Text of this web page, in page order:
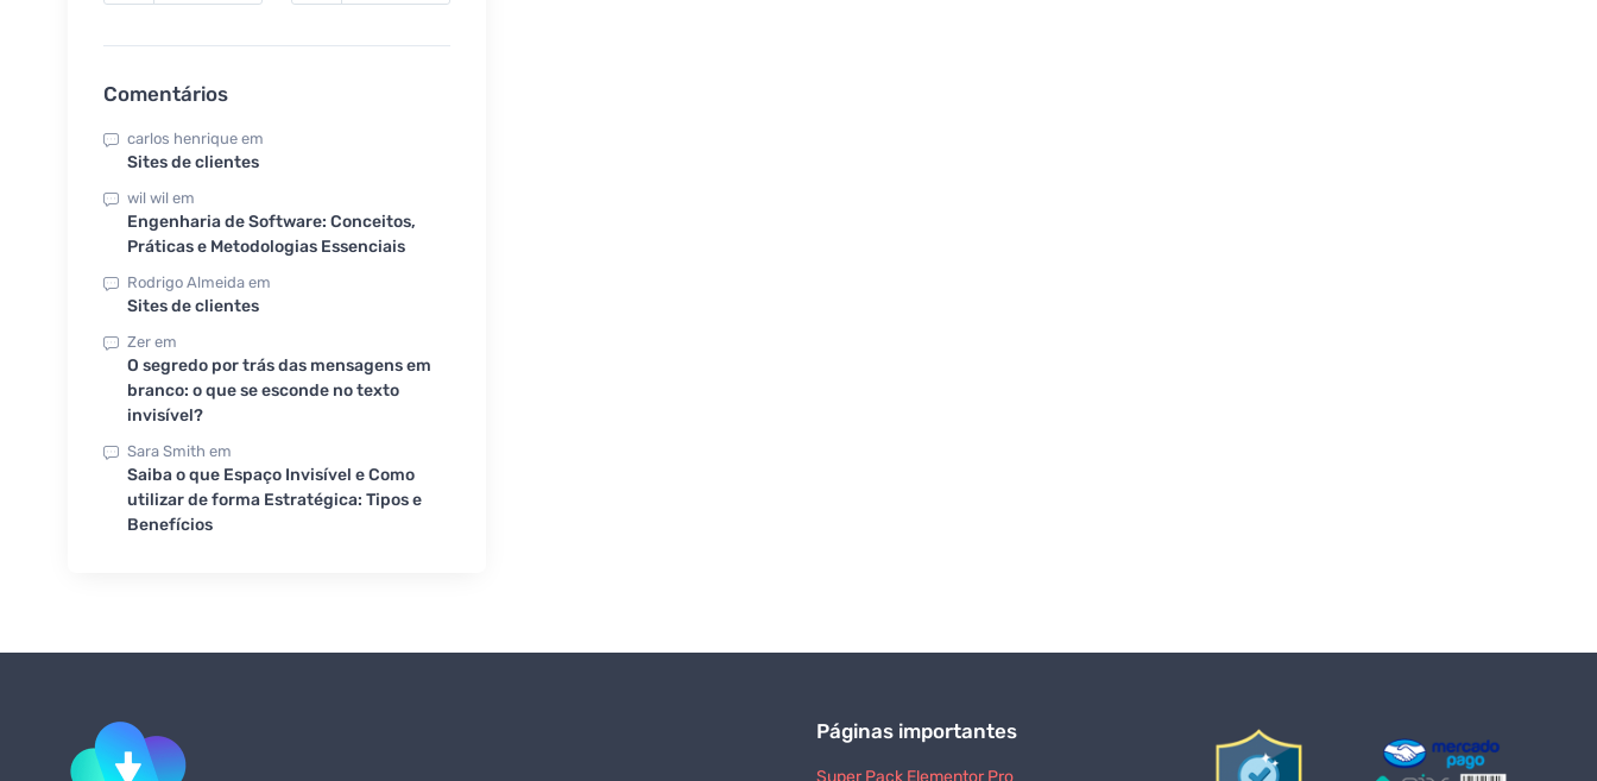
Comentários
carlos henrique em
Sites de clientes
wil wil em
Engenharia de Software: Conceitos,
Práticas e Metodologias Essenciais
Rodrigo Almeida em
Sites de clientes
Zer em
O segredo por trás das mensagens em
branco: o que se esconde no texto
invisível?
Sara Smith em
Saiba o que Espaço Invisível e Como
utilizar de forma Estratégica: Tipos e
Benefícios
Páginas importantes
Super Pack Elementor Pro